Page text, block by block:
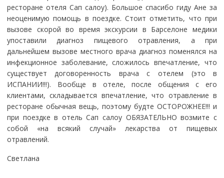
ресторане отеля Сап салоу). Большое спасибо гиду Ане за
неоценимую помощь в поездке. Стоит отметить, что при
вызове скорой во время экскурсии в Барселоне медики
упоставили диагноз пищевого отравления, а при
дальнейшем вызове местного врача диагноз поменялся на
инфекционное заболевание, сложилось впечатление, что
существует договоренность врача с отелем (это в
ИСПАНИИ!!!). Вообще в отеле, после общения с его
клиентами, складывается впечатление, что отравление в
ресторане обычная вещь, поэтому будте ОСТОРОЖНЕЕ!!! и
при поездке в отель Сап салоу ОБЯЗАТЕЛЬНО возмите с
собой «на всякий случай» лекарства от пищевых
отравлений.
Светлана